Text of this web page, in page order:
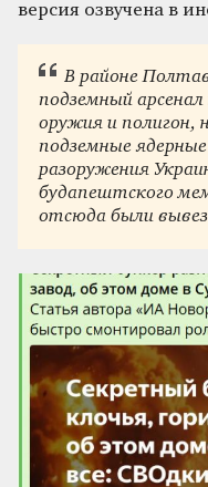
версия озвучена в
В районе
подземный
оружия и полигон,
подземные
разоружения
будапештского
отсюда были